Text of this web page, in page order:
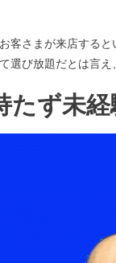
客さまが来店する
選び放題だとは言
たず未